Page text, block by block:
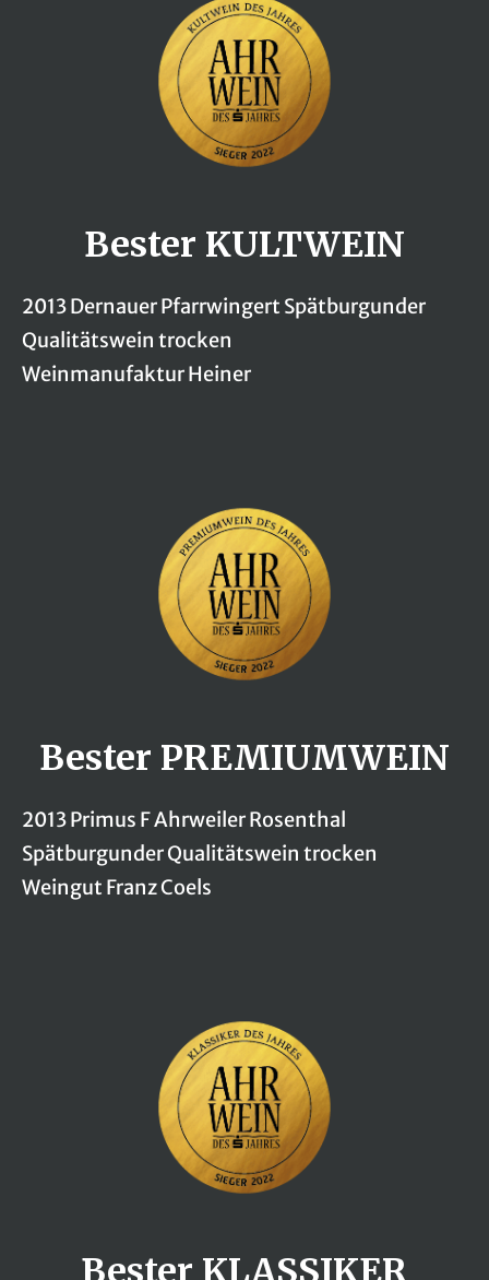
Bester KULTWEIN
2013 Dernauer Pfarrwingert Spätburgunder
Qualitätswein trocken
Weinmanufaktur Heiner
Bester PREMIUMWEIN
2013 Primus F Ahrweiler Rosenthal
Spätburgunder Qualitätswein trocken
Weingut Franz Coels